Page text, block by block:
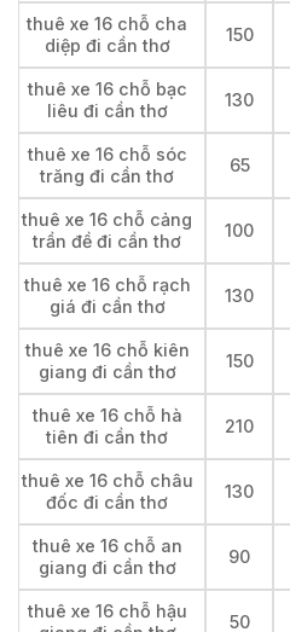
thuê xe 16 chỗ cha
diệp đi cần thơ
150
thuê xe 16 chỗ bạc
liêu đi cần thơ
130
thuê xe 16 chỗ sóc
trăng đi cần thơ
65
thuê xe 16 chỗ cảng
trần đề đi cần thơ
100
thuê xe 16 chỗ rạch
giá đi cần thơ
130
thuê xe 16 chỗ kiên
giang đi cần thơ
150
thuê xe 16 chỗ hà
tiên đi cần thơ
210
thuê xe 16 chỗ châu
đốc đi cần thơ
130
thuê xe 16 chỗ an
giang đi cần thơ
90
thuê xe 16 chỗ hậu
50